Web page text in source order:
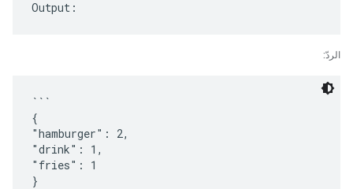
الردّ:
```
{
"hamburger": 2,
"drink": 1,
"fries": 1
}